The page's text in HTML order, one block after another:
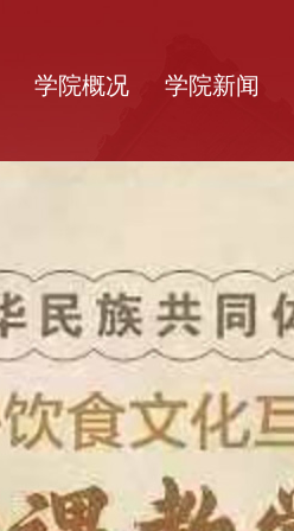
学院概况 学院新闻